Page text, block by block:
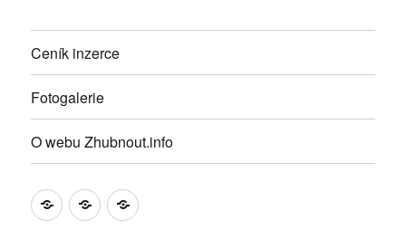
Ceník inzerce
Fotogalerie
O webu Zhubnout.info
CeníkFotogalerie
O